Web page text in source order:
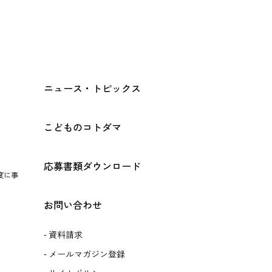
に事
ニュース・トピックス
こどものコトダマ
応募書類ダウンロード
お問い合わせ
資料請求
メールマガジン登録